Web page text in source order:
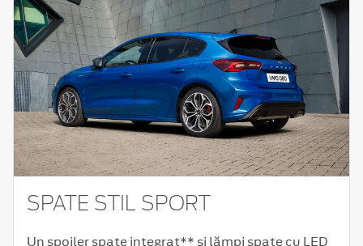
SPATE STIL SPORT
Un spoiler spate integrat** și lămpi spate cu LED